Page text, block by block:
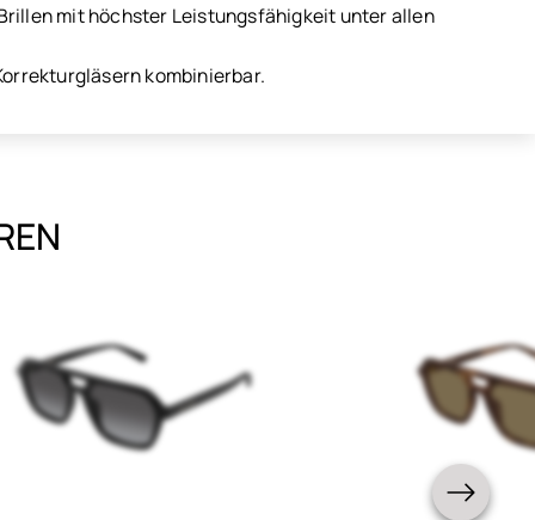
mit höchster Leistungsfähigkeit unter allen
kombinierbar.